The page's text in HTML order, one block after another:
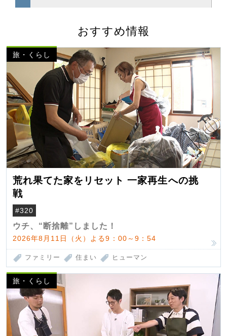
おすすめ情報
旅・くらし
荒れ果てた家をリセット 一家再生への挑
戦
#320
ウチ、“断捨離”しました！
2026年8月11日（火）よる9：00～9：54
ファミリー 住まい ヒューマン
旅・くらし